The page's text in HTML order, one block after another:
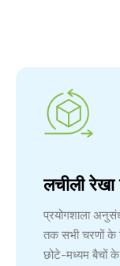
लचीली रेखा
प्रयोगशाला
तक सभी चरणों
छोटे-मध्यम बैचों